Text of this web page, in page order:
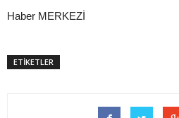
Haber MERKEZİ
ETİKETLER